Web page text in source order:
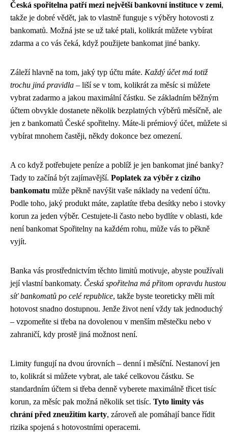
Česká spořitelna patří mezi největší bankovní instituce v zemi,
takže je dobré vědět, jak to vlastně funguje s výběry hotovosti z
bankomatů. Možná jste se už také ptali, kolikrát můžete vybírat
zdarma a co vás čeká, když použijete bankomat jiné banky.
Záleží hlavně na tom, jaký typ účtu máte. Každý účet má totiž
trochu jiná pravidla – liší se v tom, kolikrát za měsíc si můžete
vybrat zadarmo a jakou maximální částku. Se základním běžným
účtem obvykle dostanete několik bezplatných výběrů měsíčně, ale
jen z bankomatů České spořitelny. Máte-li prémiový účet, můžete si
vybírat mnohem častěji, někdy dokonce bez omezení.
A co když potřebujete peníze a poblíž je jen bankomat jiné banky?
Tady to začíná být zajímavější. Poplatek za výběr z cizího
bankomatu může pěkně navýšit vaše náklady na vedení účtu.
Podle toho, jaký produkt máte, zaplatíte třeba desítky nebo i stovky
korun za jeden výběr. Cestujete-li často nebo bydlíte v oblasti, kde
není bankomat Spořitelny na každém rohu, může vás to pěkně
vyjít.
Banka vás prostřednictvím těchto limitů motivuje, abyste používali
její vlastní bankomaty. Česká spořitelna má přitom opravdu hustou
síť bankomatů po celé republice, takže byste teoreticky měli mít
hotovost snadno dostupnou. Jenže život není vždy tak jednoduchý
– vzpomeňte si třeba na dovolenou v menším městečku nebo v
zahraničí, kdy prostě jiná možnost není.
Limity fungují na dvou úrovních – denní i měsíční. Nestanoví jen
to, kolikrát si můžete vybrat, ale také celkovou částku. Se
standardním účtem si třeba denně vyberete maximálně třicet tisíc
korun, za měsíc pak možná několik set tisíc. Tyto limity vás
chrání před zneužitím karty, zároveň ale pomáhají bance řídit
rizika spojená s hotovostními operacemi.